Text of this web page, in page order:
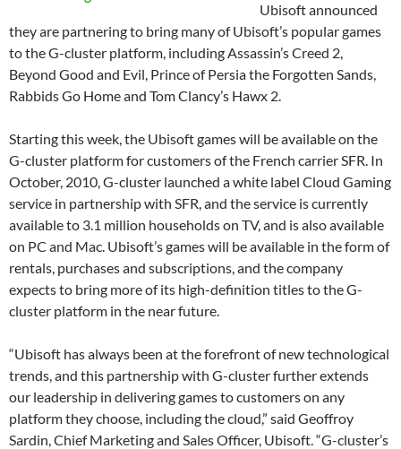
Ubisoft announced
they are partnering to bring many of Ubisoft’s popular games
to the G-cluster platform, including Assassin’s Creed 2,
Beyond Good and Evil, Prince of Persia the Forgotten Sands,
Rabbids Go Home and Tom Clancy’s Hawx 2.
Starting this week, the Ubisoft games will be available on the
G-cluster platform for customers of the French carrier SFR. In
October, 2010, G-cluster launched a white label Cloud Gaming
service in partnership with SFR, and the service is currently
available to 3.1 million households on TV, and is also available
on PC and Mac. Ubisoft’s games will be available in the form of
rentals, purchases and subscriptions, and the company
expects to bring more of its high-definition titles to the G-
cluster platform in the near future.
“Ubisoft has always been at the forefront of new technological
trends, and this partnership with G-cluster further extends
our leadership in delivering games to customers on any
platform they choose, including the cloud,” said Geoffroy
Sardin, Chief Marketing and Sales Officer, Ubisoft. “G-cluster’s